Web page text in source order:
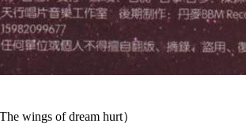
wings of dream hurt）